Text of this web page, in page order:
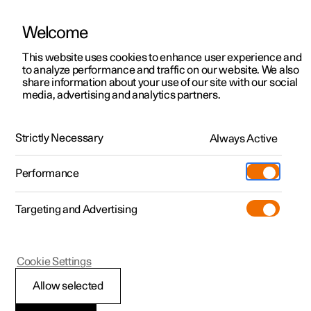
Polestar 2
Polestar 3
Polestar 4
Pre-owned
Shop
Mere
Udforsk Polestar 2
Kampagner
Nye lagerbiler
Prøvetur
Nye lagerbiler
Udforsk Polestar 4
Kampagner
Nye lagerbiler
Pre-owned-programmet
Pre-owned Polestar 2
Kampagner til privatkunder
Tilbud til erhvervskunder
Nye lagerbiler
Byg din bil
Pre-owned
Prøvetur
Extras tilbehør
(Åbner i et nyt vindue)
Experiences
Firmabil
Find os
Servicelokationer
Ejerskab
Opladning
Om Polestar
Bæredygtighed
HåndbogVideogalleriSoftwareopdateringer
Drivlinjespecifikationer
Polestar 4
Opladningsportmærkat
Welcome
This website uses cookies to enhance user experience and
to analyze performance and traffic on our website. We also
share information about your use of our site with our social
media, advertising and analytics partners.
Strictly Necessary Always Active
Performance
Targeting and Advertising
Allow selected
Cookie Settings